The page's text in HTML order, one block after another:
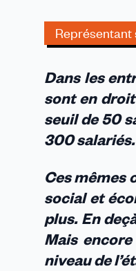
Représentant
Dans les
sont en
seuil de 50
300 salariés.
Ces mêmes
social et
plus. En
Mais
niveau de